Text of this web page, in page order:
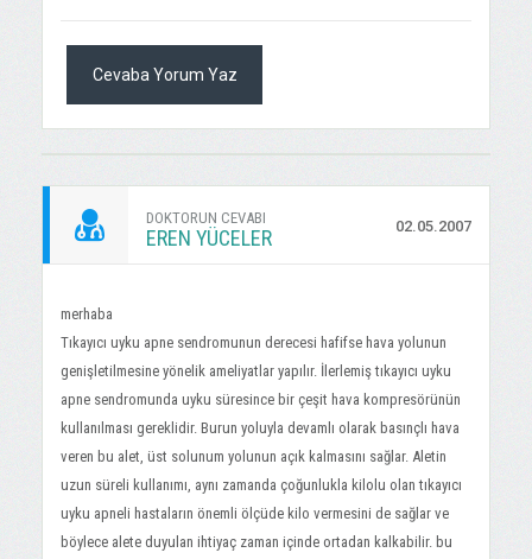
Cevaba Yorum Yaz
DOKTORUN CEVABI
EREN YÜCELER 02.05.2007
merhaba
Tıkayıcı uyku apne sendromunun derecesi hafifse hava yolunun
genişletilmesine yönelik ameliyatlar yapılır. İlerlemiş tıkayıcı uyku
apne sendromunda uyku süresince bir çeşit hava kompresörünün
kullanılması gereklidir. Burun yoluyla devamlı olarak basınçlı hava
veren bu alet, üst solunum yolunun açık kalmasını sağlar. Aletin
uzun süreli kullanımı, aynı zamanda çoğunlukla kilolu olan tıkayıcı
uyku apneli hastaların önemli ölçüde kilo vermesini de sağlar ve
böylece alete duyulan ihtiyaç zaman içinde ortadan kalkabilir. bu